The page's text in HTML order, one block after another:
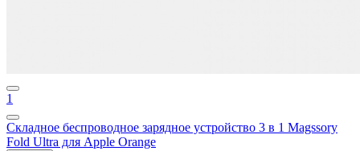
1
Складное беспроводное зарядное устройство 3 в 1 Magssory
Fold Ultra для Apple Orange